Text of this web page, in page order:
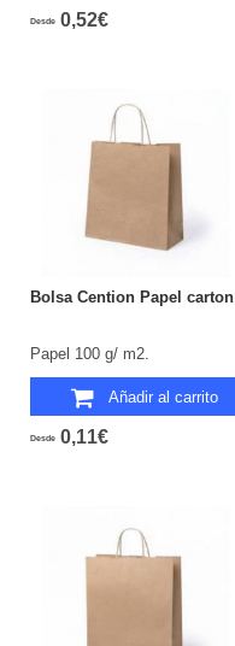
Desde 0,52€
Bolsa Cention Papel carton
Papel 100 g/ m2.
Añadir al carrito
Desde 0,11€